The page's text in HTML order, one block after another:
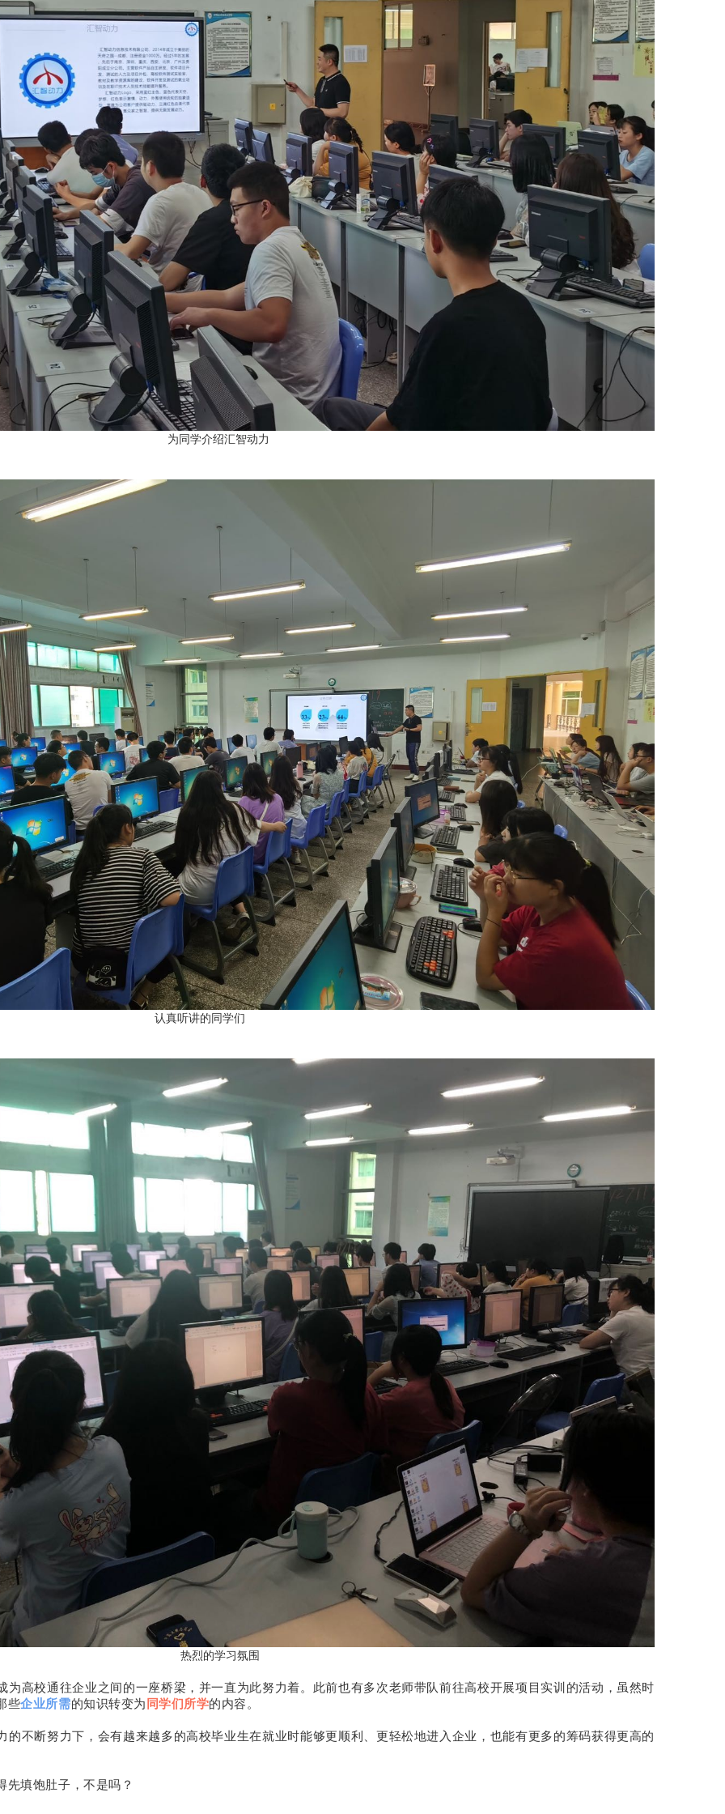
绍汇智动力
讲的同学们
学习氛围
为高校通往企业之间的一座桥梁，并一直为此努力着。此前也有多次老师带队前往高校开展项目实训的活动，虽然时
些企业所需的知识转变为 同学们所学的内容。
的不断努力下，会有越来越多的高校毕业生在就业时能够更顺利、更轻松地进入企业，也能有更多的筹码获得更高的
先填饱肚子，不是吗？